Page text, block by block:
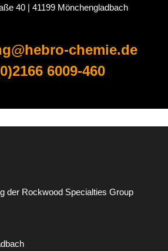
40 | 41199 Mönchengladbach
chemie.de
6009-460
der Rockwood Specialties Group